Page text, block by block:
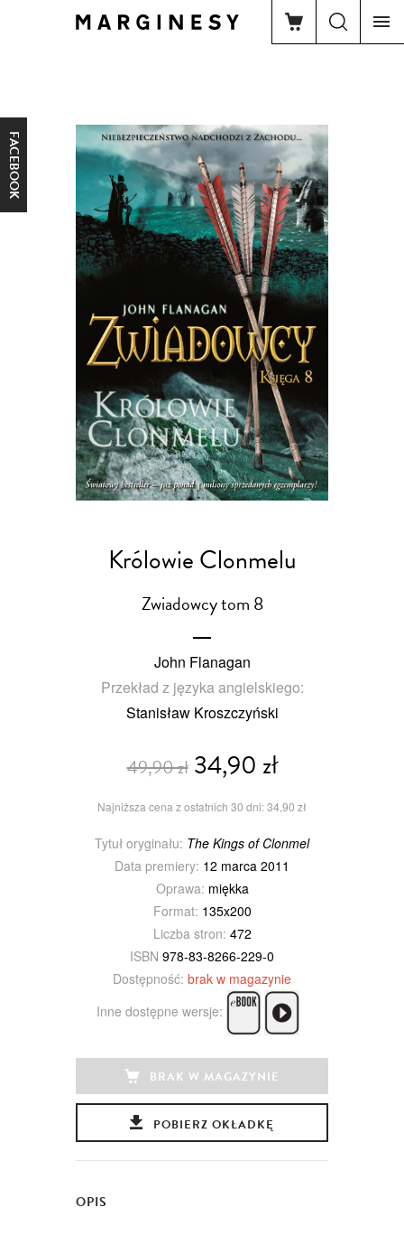
FACEBOOK
Królowie Clonmelu
Zwiadowcy tom 8
John Flanagan
Przekład z języka angielskiego:
Stanisław Kroszczyński
49,90 zł34,90 zł
Najniższa cena z ostatnich 30 dni: 34,90 zł
Tytuł oryginału: The Kings of Clonmel
Data premiery: 12 marca 2011
Oprawa: miękka
Format: 135x200
Liczba stron: 472
ISBN 978-83-8266-229-0
Dostępność: brak w magazynie
Inne dostępne wersje:
BRAK W MAGAZYNIE
POBIERZ OKŁADKĘ
OPIS